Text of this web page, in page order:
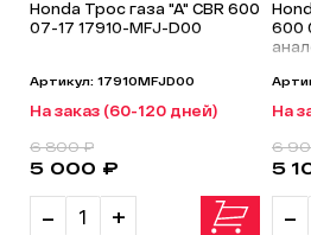
Honda Трос газа "A" CBR 600
07-17 17910-MFJ-D00
Артикул: 17910MFJD00
На заказ (60-120 дней)
- +
5 000 ₽
6 800 ₽
600
На
-
5
6